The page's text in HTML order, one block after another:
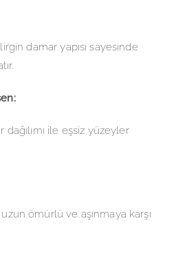
damar yapısı sayesinde
ile eşsiz yüzeyler
ömürlü ve aşınmaya karşı